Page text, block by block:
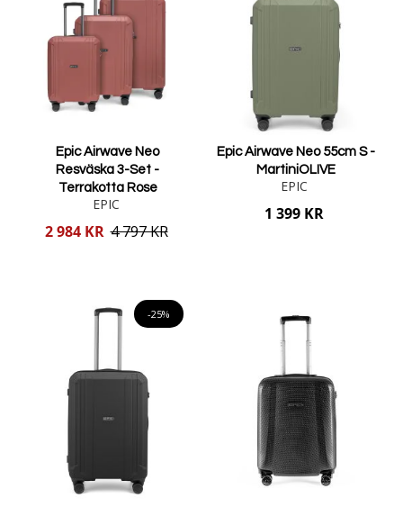
Epic Airwave Neo
Resväska 3-Set -
Terrakotta Rose
EPIC
Reducerat
2 984 KR 4 797 KR
Epic Airwave Neo 55cm S -
MartiniOLIVE
EPIC
1 399 KR
-25%